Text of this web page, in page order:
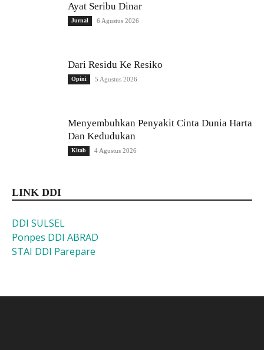
Ayat Seribu Dinar
Jurnal 6 Agustus 2026
Dari Residu Ke Resiko
Opini 5 Agustus 2026
Menyembuhkan Penyakit Cinta Dunia Harta
Dan Kedudukan
Kitab 4 Agustus 2026
LINK DDI
DDI SULSEL
Ponpes DDI ABRAD
STAI DDI Parepare